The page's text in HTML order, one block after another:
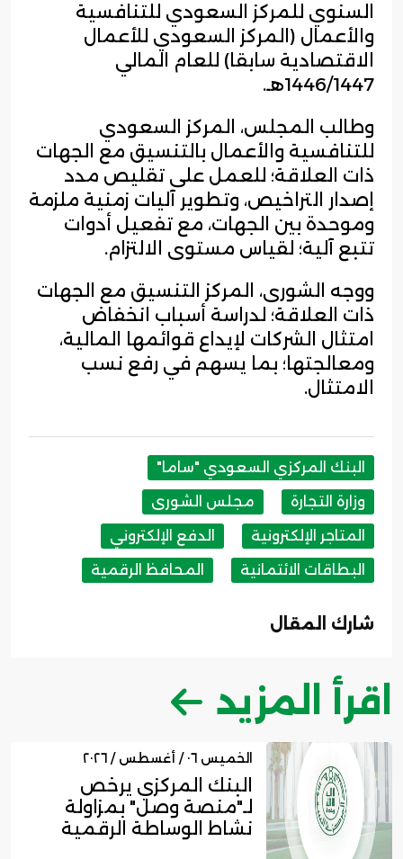
السنوي للمركز السعودي للتنافسية
والأعمال (المركز السعودي للأعمال
الاقتصادية سابقا) للعام المالي
1446/1447هـ.
وطالب المجلس، المركز السعودي
للتنافسية والأعمال بالتنسيق مع الجهات
ذات العلاقة؛ للعمل على تقليص مدد
إصدار التراخيص، وتطوير آليات زمنية ملزمة
وموحدة بين الجهات، مع تفعيل أدوات
تتبع آلية؛ لقياس مستوى الالتزام.
ووجه الشورى، المركز التنسيق مع الجهات
ذات العلاقة؛ لدراسة أسباب انخفاض
امتثال الشركات لإيداع قوائمها المالية،
ومعالجتها؛ بما يسهم في رفع نسب
الامتثال.
البنك المركزي السعودي "ساما"
وزارة التجارة
مجلس الشورى
المتاجر الإلكترونية
الدفع الإلكتروني
البطاقات الائتمانية
المحافظ الرقمية
شارك المقال
اقرأ المزيد
الخميس ٠٦ / أغسطس / ٢٠٢٦
البنك المركزي يرخص
لـ"منصة وصل" بمزاولة
نشاط الوساطة الرقمية